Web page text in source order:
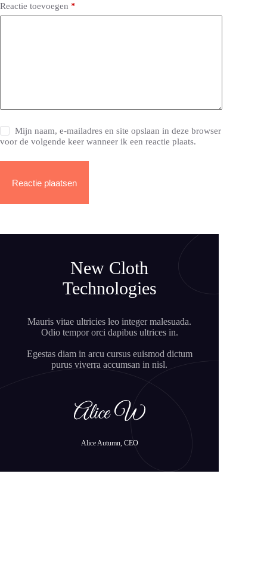
Reactie toevoegen *
Mijn naam, e-mailadres en site opslaan in deze browser
voor de volgende keer wanneer ik een reactie plaats.
Reactie plaatsen
New Cloth
Technologies
Mauris vitae ultricies leo integer malesuada.
Odio tempor orci dapibus ultrices in.
Egestas diam in arcu cursus euismod dictum
purus viverra accumsan in nisl.
Alice Autumn, CEO